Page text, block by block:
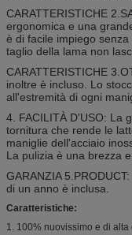
CARATTERISTICHE
ergonomica e una
è di facile impiego
taglio della lama non
CARATTERISTICHE
inoltre è incluso. Lo
all'estremità di ogni
4. FACILITÀ D'USO: La
tornitura che rende le
maniglie dell'acciaio
La pulizia è una brezza
GARANZIA
di un anno è inclusa.
Caratteristiche:
1. 100% nuovissimo e di alta